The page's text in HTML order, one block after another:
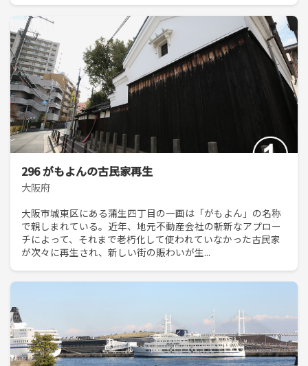
296 がもよんの古民家再生
大阪府
大阪市城東区にある蒲生四丁目の一画は「がもよん」の名称
で親しまれている。近年、地元不動産会社の斬新なアプロー
チによって、それまで老朽化して使われていなかった古民家
が次々に再生され、新しい街の賑わいが生...